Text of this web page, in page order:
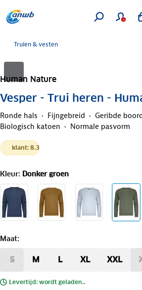
Truien & vesten
Human Nature
Vesper - Trui heren -
Ronde hals Fijngebreid
Geribde
Biologisch katoen
Normale pasvorm
klant: 8.3
Kleur: Donker groen
Maat:
S M L XL XXL
Levertijd: wordt geladen..